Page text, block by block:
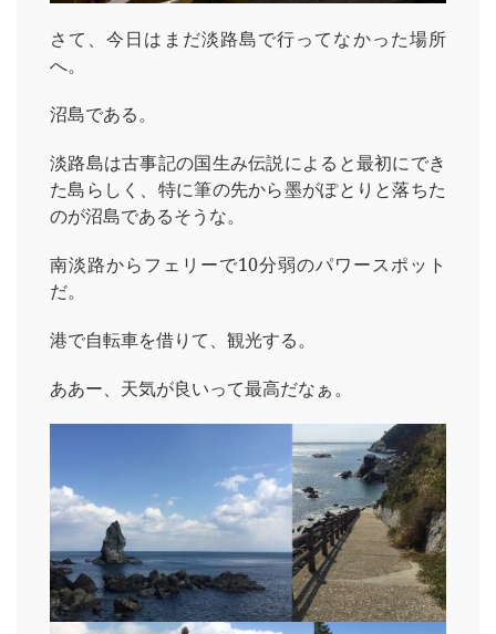
さて、今日はまだ淡路島で行ってなかった場所
へ。
沼島である。
淡路島は古事記の国生み伝説によると最初にでき
た島らしく、特に筆の先から墨がぽとりと落ちた
のが沼島であるそうな。
南淡路からフェリーで10分弱のパワースポット
だ。
港で自転車を借りて、観光する。
ああー、天気が良いって最高だなぁ。